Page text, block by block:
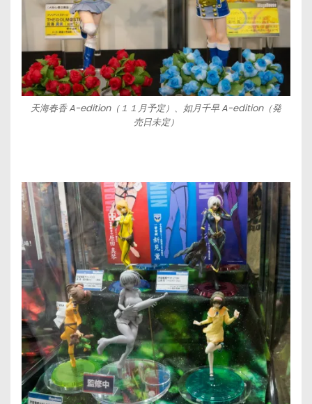
天海春香 A-edition（１１月予定）、如月千早 A-edition（発
売日未定）